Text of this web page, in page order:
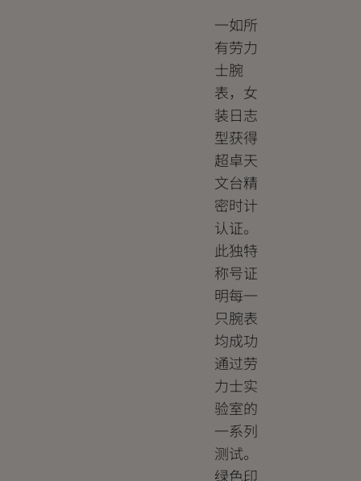
一如所
有劳力
士腕
表，女
装日志
型获得
超卓天
文台精
密时计
认证。
此独特
称号证
明每一
只腕表
均成功
通过劳
力士实
验室的
一系列
测试。
绿色印